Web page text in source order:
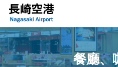
餐廳、